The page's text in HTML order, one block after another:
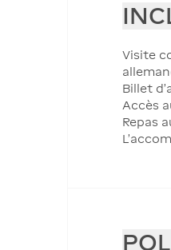
Visite
Billet
Accès
Repas